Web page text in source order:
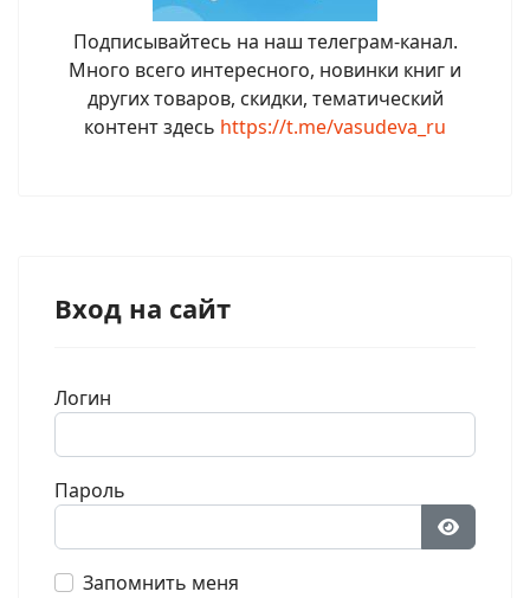
Подписывайтесь на наш телеграм-канал.
Много всего интересного, новинки книг и
других товаров, скидки, тематический
контент здесь https://t.me/vasudeva_ru
Вход на сайт
Логин
Пароль
Запомнить меня